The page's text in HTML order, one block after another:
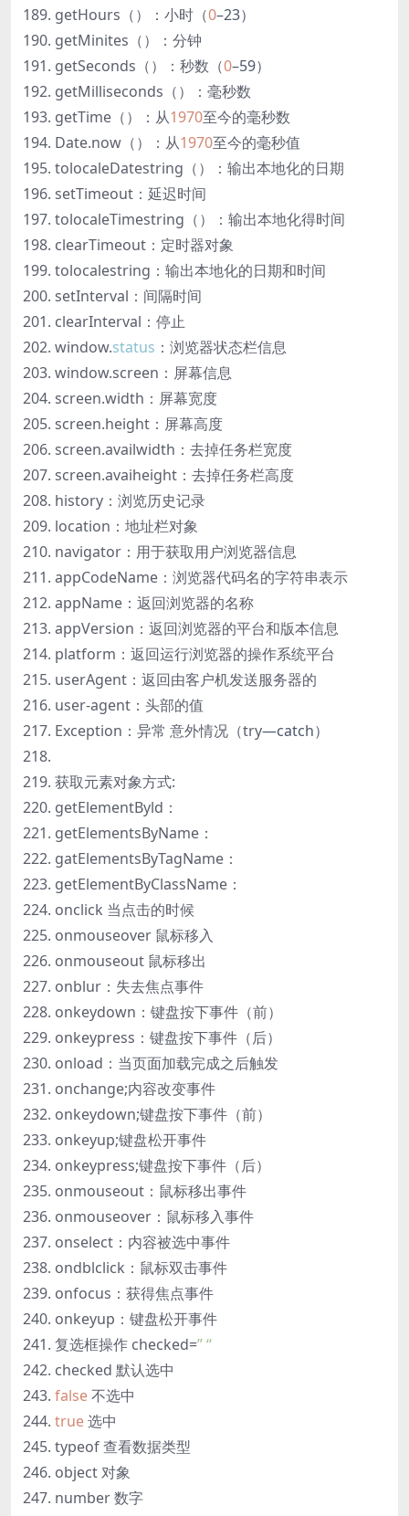
getHours（）：小时（0–23）
getMinites（）：分钟
getSeconds（）：秒数（0–59）
getMilliseconds（）：毫秒数
getTime（）：从1970至今的毫秒数
Date.now（）：从1970至今的毫秒值
tolocaleDatestring（）：输出本地化的日期
setTimeout：延迟时间
tolocaleTimestring（）：输出本地化得时间
clearTimeout：定时器对象
tolocalestring：输出本地化的日期和时间
setInterval：间隔时间
clearInterval：停止
window.status ：浏览器状态栏信息
window.screen：屏幕信息
screen.width：屏幕宽度
screen.height：屏幕高度
screen.availwidth：去掉任务栏宽度
screen.avaiheight：去掉任务栏高度
history：浏览历史记录
location：地址栏对象
navigator：用于获取用户浏览器信息
appCodeName：浏览器代码名的字符串表示
appName：返回浏览器的名称
appVersion：返回浏览器的平台和版本信息
platform：返回运行浏览器的操作系统平台
userAgent：返回由客户机发送服务器的
user-agent：头部的值
Exception：异常 意外情况（try—catch）
获取元素对象方式:
getElementByld：
getElementsByName：
gatElementsByTagName：
getElementByClassName：
onclick 当点击的时候
onmouseover 鼠标移入
onmouseout 鼠标移出
onblur：失去焦点事件
onkeydown：键盘按下事件（前）
onkeypress：键盘按下事件（后）
onload：当页面加载完成之后触发
onchange;内容改变事件
onkeydown;键盘按下事件（前）
onkeyup;键盘松开事件
onkeypress;键盘按下事件（后）
onmouseout：鼠标移出事件
onmouseover：鼠标移入事件
onselect：内容被选中事件
ondblclick：鼠标双击事件
onfocus：获得焦点事件
onkeyup：键盘松开事件
复选框操作 checked=” “
checked 默认选中
false不选中
true选中
typeof 查看数据类型
object 对象
number 数字